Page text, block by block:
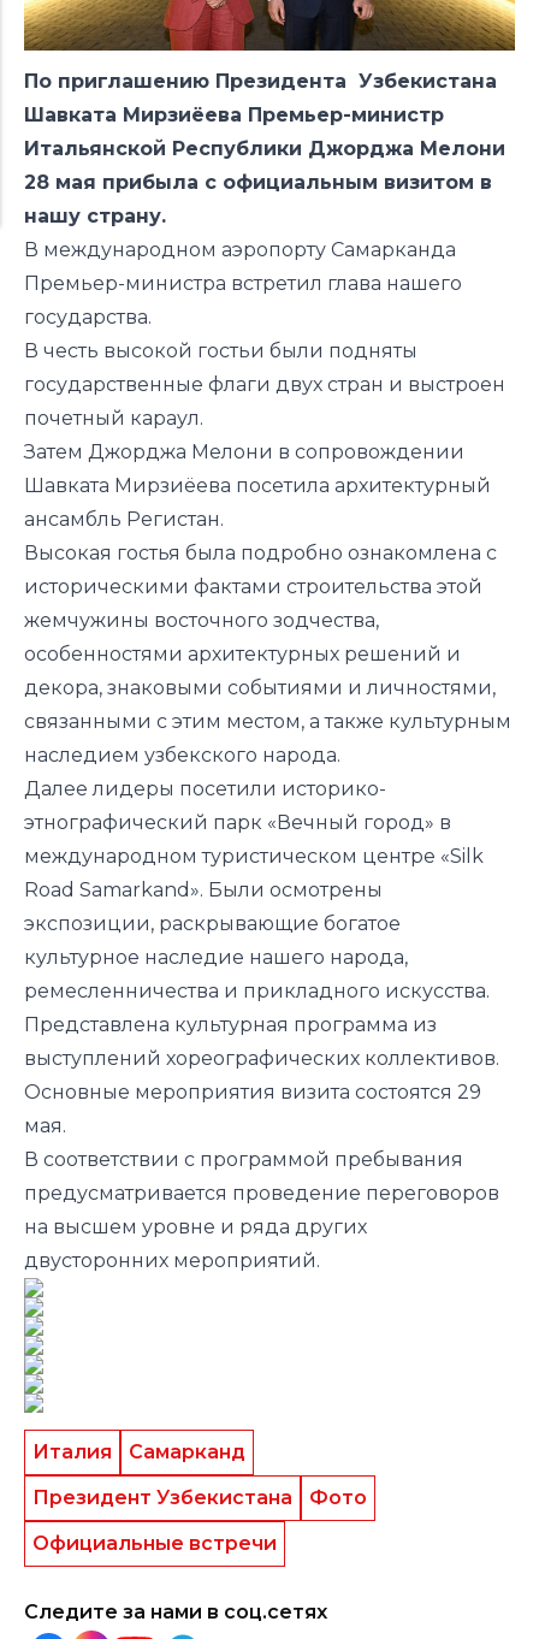
По приглашению Президента Узбекистана
Шавката Мирзиёева Премьер-министр
Итальянской Республики Джорджа Мелони
28 мая прибыла с официальным визитом в
нашу страну.
В международном аэропорту Самарканда
Премьер-министра встретил глава нашего
государства.
В честь высокой гостьи были подняты
государственные флаги двух стран и выстроен
почетный караул.
Затем Джорджа Мелони в сопровождении
Шавката Мирзиёева посетила архитектурный
ансамбль Регистан.
Высокая гостья была подробно ознакомлена с
историческими фактами строительства этой
жемчужины восточного зодчества,
особенностями архитектурных решений и
декора, знаковыми событиями и личностями,
связанными с этим местом, а также культурным
наследием узбекского народа.
Далее лидеры посетили историко-
этнографический парк «Вечный город» в
международном туристическом центре «Silk
Road Samarkand». Были осмотрены
экспозиции, раскрывающие богатое
культурное наследие нашего народа,
ремесленничества и прикладного искусства.
Представлена культурная программа из
выступлений хореографических коллективов.
Основные мероприятия визита состоятся 29
мая.
В соответствии с программой пребывания
предусматривается проведение переговоров
на высшем уровне и ряда других
двусторонних мероприятий.
Италия
Самарканд
Президент Узбекистана
Фото
Официальные встречи
Следите за нами в соц.сетях